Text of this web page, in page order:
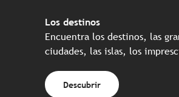
Los destinos
Encuentra los destinos, las
ciudades, las islas, los
Descubrir